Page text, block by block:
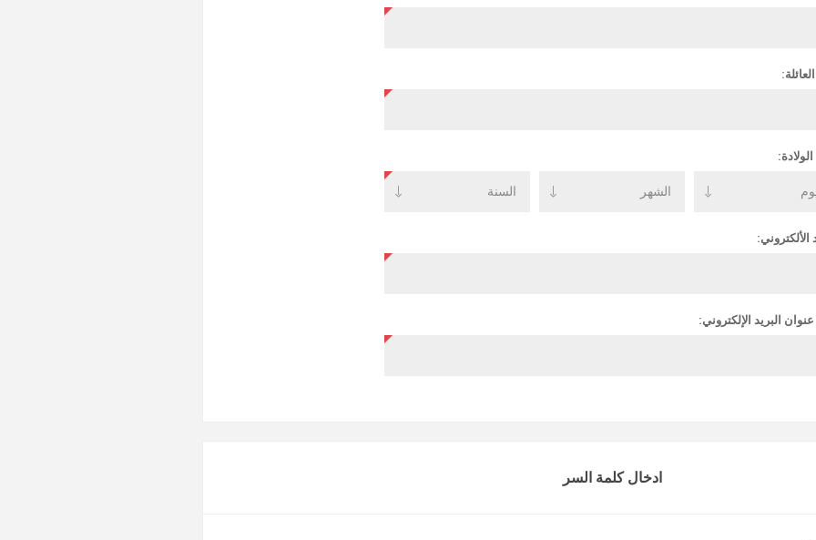
الألكتروني:
عنوان البريد الإلكتروني:
ادخال كلمة السر